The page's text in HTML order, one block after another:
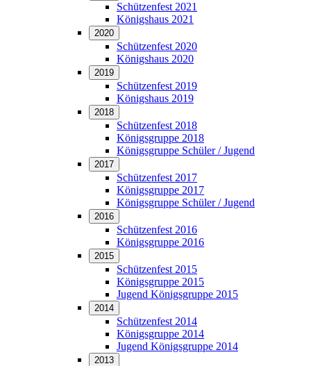
Schützenfest 2021
Königshaus 2021
2020
Schützenfest 2020
Königshaus 2020
2019
Schützenfest 2019
Königshaus 2019
2018
Schützenfest 2018
Königsgruppe 2018
Königsgruppe Schüler / Jugend
2017
Schützenfest 2017
Königsgruppe 2017
Königsgruppe Schüler / Jugend
2016
Schützenfest 2016
Königsgruppe 2016
2015
Schützenfest 2015
Königsgruppe 2015
Jugend Königsgruppe 2015
2014
Schützenfest 2014
Königsgruppe 2014
Jugend Königsgruppe 2014
2013